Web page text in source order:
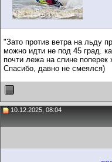
"Зато против ветра на льду
можно идти не под 45 град.
почти лежа на спине поперек
Спасибо, давно не смеялся)
10.12.2025, 08:04